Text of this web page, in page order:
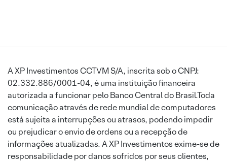
A XP Investimentos CCTVM S/A, inscrita sob o CNPJ:
02.332.886/0001-04, é uma instituição financeira
autorizada a funcionar pelo Banco Central do Brasil.Toda
comunicação através de rede mundial de computadores
está sujeita a interrupções ou atrasos, podendo impedir
ou prejudicar o envio de ordens ou a recepção de
informações atualizadas. A XP Investimentos exime-se de
responsabilidade por danos sofridos por seus clientes,